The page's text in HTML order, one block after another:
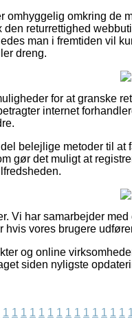
omhyggelig omkring de
returrettighed
man i fremtiden vil
dreng.
for at granske
internet
belejlige metoder til
gør det muligt at
Vi har samarbejder
hvis vores brugere
og online
siden nyligste
1 1 1 1 1 1 1 1 1 1 1 1 1 1